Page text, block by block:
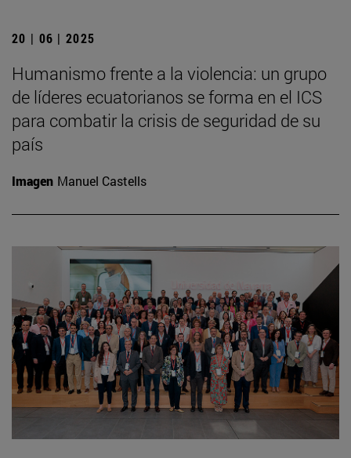
20 | 06 | 2025
Humanismo frente a la violencia: un grupo
de líderes ecuatorianos se forma en el ICS
para combatir la crisis de seguridad de su
país
Imagen Manuel Castells